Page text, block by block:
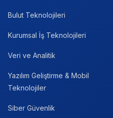
Bulut Teknolojileri
Kurumsal İş Teknolojileri
Veri ve Analitik
Yazılım Geliştirme & Mobil
Teknolojiler
Siber Güvenlik